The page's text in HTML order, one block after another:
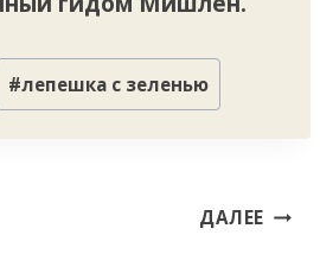
#лепешка с зеленью
ДАЛЕЕ